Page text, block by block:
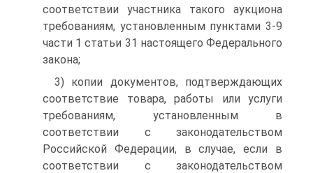
соответствии участника такого аукциона
требованиям, установленным пунктами 3-9
части 1 статьи 31 настоящего Федерального
закона;
3) копии документов, подтверждающих
соответствие товара, работы или услуги
требованиям, установленным в
соответствии с законодательством
Российской Федерации, в случае, если в
соответствии с законодательством